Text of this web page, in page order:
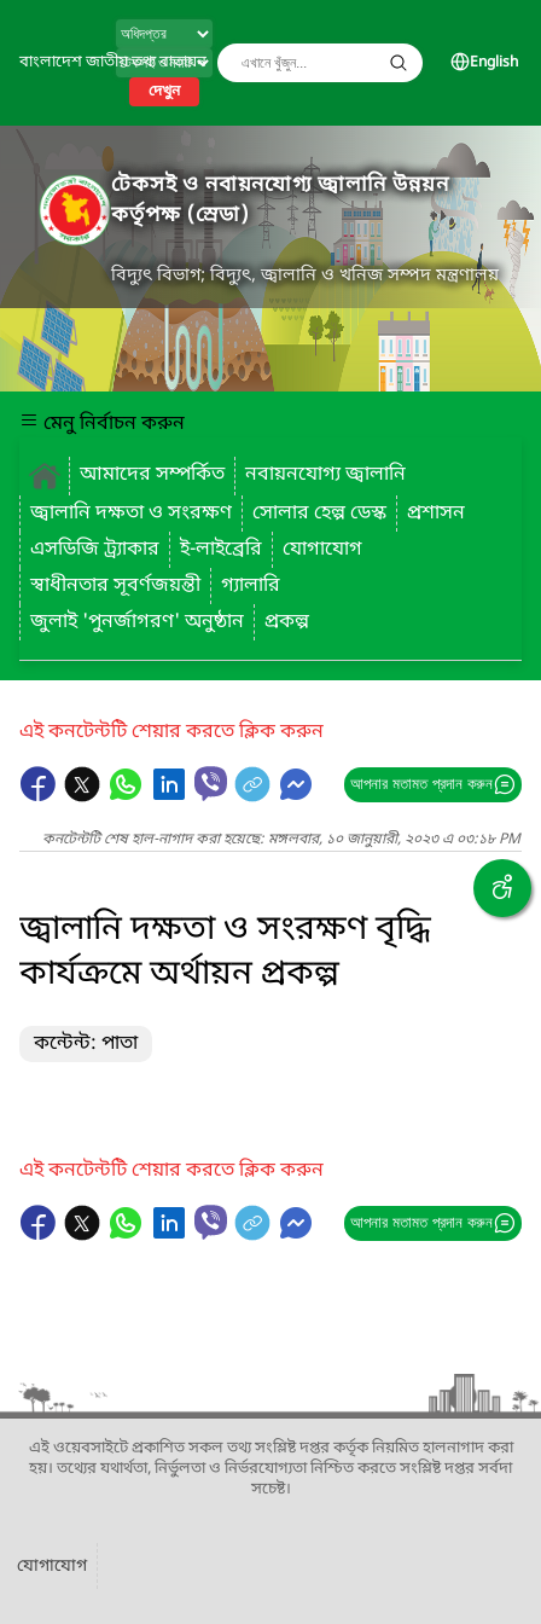
বাংলাদেশ জাতীয় তথ্য বাতায়ন
দেখুন
English
টেকসই ও নবায়নযোগ্য জ্বালানি উন্নয়ন
কর্তৃপক্ষ (স্রেডা)
বিদ্যুৎ বিভাগ; বিদ্যুৎ, জ্বালানি ও খনিজ সম্পদ মন্ত্রণালয়
মেনু নির্বাচন করুন
আমাদের সম্পর্কিত
নবায়নযোগ্য জ্বালানি
জ্বালানি দক্ষতা ও সংরক্ষণ
সোলার হেল্প ডেস্ক
প্রশাসন
এসডিজি ট্র্যাকার
ই-লাইব্রেরি
যোগাযোগ
স্বাধীনতার সূবর্ণজয়ন্তী
গ্যালারি
জুলাই 'পুনর্জাগরণ' অনুষ্ঠান
প্রকল্প
এই কনটেন্টটি শেয়ার করতে ক্লিক করুন
আপনার মতামত প্রদান করুন
কনটেন্টটি শেষ হাল-নাগাদ করা হয়েছে: মঙ্গলবার, ১০ জানুয়ারী, ২০২৩ এ ০৩:১৮ PM
জ্বালানি দক্ষতা ও সংরক্ষণ বৃদ্ধি
কার্যক্রমে অর্থায়ন প্রকল্প
কন্টেন্ট: পাতা
এই কনটেন্টটি শেয়ার করতে ক্লিক করুন
আপনার মতামত প্রদান করুন
এই ওয়েবসাইটে প্রকাশিত সকল তথ্য সংশ্লিষ্ট দপ্তর কর্তৃক নিয়মিত হালনাগাদ করা
হয়। তথ্যের যথার্থতা, নির্ভুলতা ও নির্ভরযোগ্যতা নিশ্চিত করতে সংশ্লিষ্ট দপ্তর সর্বদা
সচেষ্ট।
যোগাযোগ